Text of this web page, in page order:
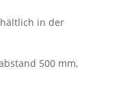
in der
500 mm,